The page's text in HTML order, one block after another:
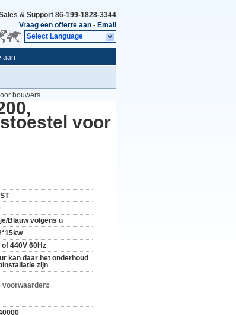
& Support 86-199-1828-3344
Vraag een offerte aan - Email
Select Language
aan
bouwers
voor
Blauw volgens u
440V 60Hz
kan daar het onderhoud
zijn
voorwaarden: